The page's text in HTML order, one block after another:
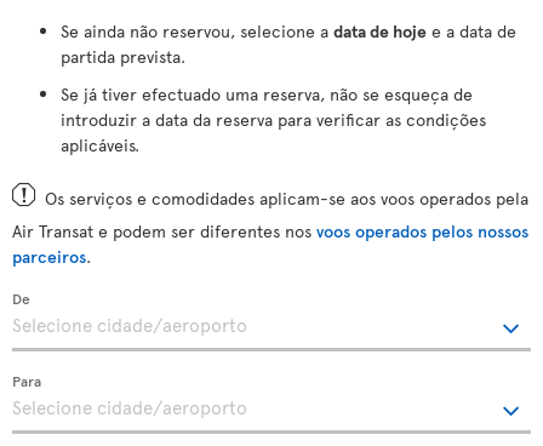
Se ainda não reservou, selecione a data de hoje e a data de
partida prevista.
Se já tiver efectuado uma reserva, não se esqueça de
introduzir a data da reserva para verificar as condições
aplicáveis.
Os serviços e comodidades aplicam-se aos voos operados pela
Air Transat e podem ser diferentes nos voos operados pelos nossos
parceiros.
De
Para